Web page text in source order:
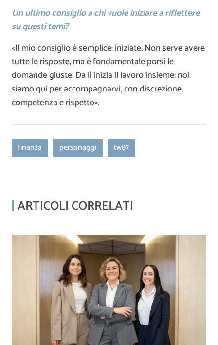
Un ultimo consiglio a chi vuole iniziare a riflettere
su questi temi?
«Il mio consiglio è semplice: iniziate. Non serve avere
tutte le risposte, ma è fondamentale porsi le
domande giuste. Da lì inizia il lavoro insieme: noi
siamo qui per accompagnarvi, con discrezione,
competenza e rispetto».
finanza personaggi tw87
ARTICOLI CORRELATI